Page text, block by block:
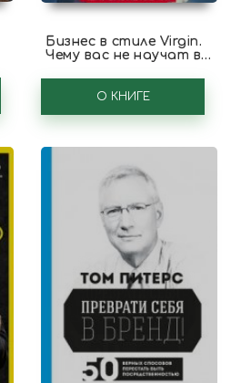
Бизнес в стиле Virgin.
Чему вас не научат в
О КНИГЕ